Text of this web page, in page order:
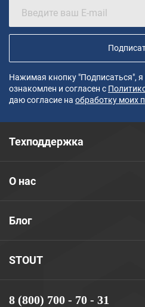
Нажимая кнопку "Подписаться",
ознакомлен и согласен с
даю согласие на обработку моих
8 (800) 700 - 70 - 31
STOUT
Блог
О нас
Техподдержка